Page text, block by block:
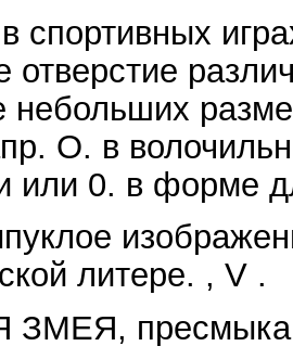
спортивных
отверстие
небольших
О. в
или 0. в форме
литере. , V .